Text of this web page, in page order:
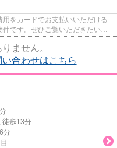
用をカードでお支払いいただける
です。ぜひご覧いただきたい賃
ません。
合わせはこちら
徒歩13分
分